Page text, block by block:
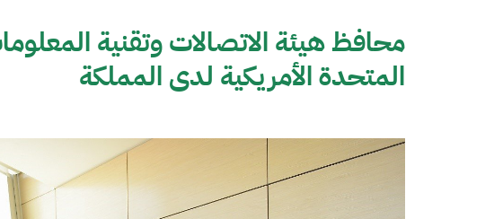
محافظ هيئة الاتصالات وتقنية
المتحدة الأمريكية لدى المملكة